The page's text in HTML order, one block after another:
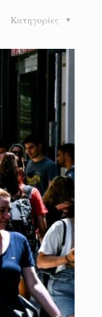
Κατηγορίες